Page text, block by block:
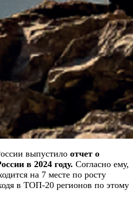
выпустило отчет о
в 2024 году. Согласно ему,
на 7 месте по росту
в ТОП-20 регионов по этому